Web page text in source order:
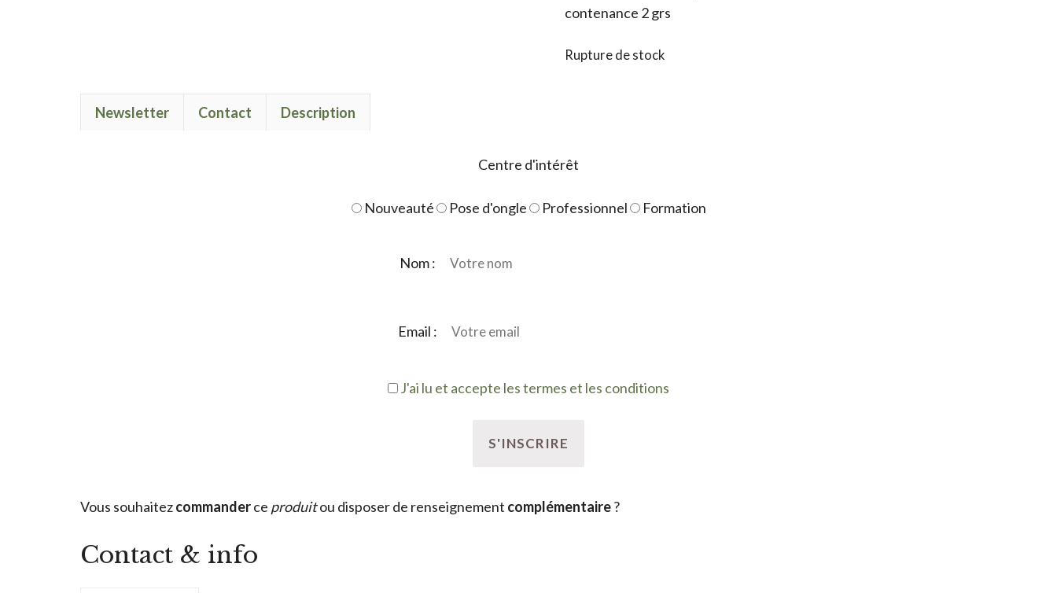
contenance 2 grs
Rupture de stock
Newsletter Contact Description
Centre d'intérêt
Nouveauté Pose d'ongle Professionnel Formation
Nom :
Email :
J'ai lu et accepte les termes et les conditions
Vous souhaitezcommanderce produitou disposer de renseignement complémentaire?
Contact & info